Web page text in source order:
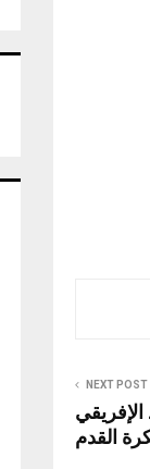
NEXT POST
الإفريقي
القدم